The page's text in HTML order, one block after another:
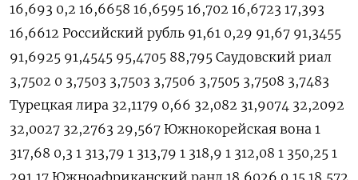
16,693 0,2 16,6658 16,6595 16,702 16,6723 17,393
16,6612 Российский рубль 91,61 0,29 91,67 91,3455
91,6925 91,4545 95,4705 88,795 Саудовский риал
3,7502 0 3,7503 3,7503 3,7506 3,7505 3,7508 3,7483
Турецкая лира 32,1179 0,66 32,082 31,9074 32,2092
32,0027 32,2763 29,567 Южнокорейская вона 1
317,68 0,3 1 313,79 1 313,79 1 318,9 1 312,08 1 350,25 1
291,17 Южноафриканский ранд 18,6026 0,15 18,572